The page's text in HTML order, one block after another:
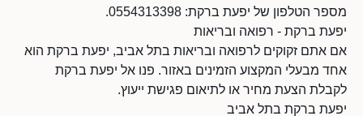
מספר הטלפון של יפעת ברקת: 0554313398.
יפעת ברקת - רפואה ובריאות
אם אתם זקוקים לרפואה ובריאות בתל אביב, יפעת ברקת הוא
אחד מבעלי המקצוע הזמינים באזור. פנו אל יפעת ברקת
לקבלת הצעת מחיר או לתיאום פגישת ייעוץ.
יפעת ברקת בתל אביב